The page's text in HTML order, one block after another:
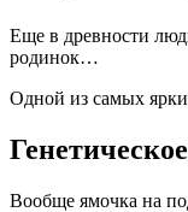
Еще в древности
родинок…
Одной из самых
Вообще ямочка на